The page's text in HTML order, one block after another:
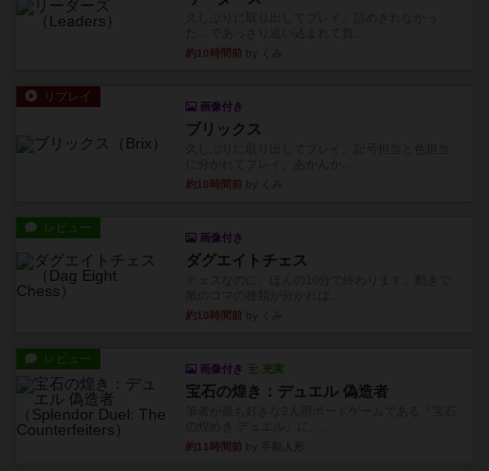
約10時間前
リプレイ
画像付き
ブリックス
約10時間前
レビュー
画像付き
ダグエイトチェス
約10時間前
レビュー
画像付き 充実
宝石の煌き：デュエル 偽造者
約11時間前